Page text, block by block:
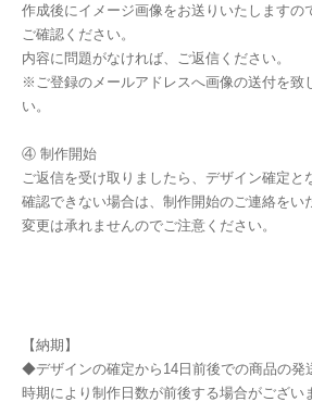
作成後にイメージ画像をお送りいたしますの
ご確認ください。
内容に問題がなければ、ご返信ください。
※ご登録のメールアドレスへ画像の送付を致
い。
④ 制作開始
ご返信を受け取りましたら、デザイン確定と
確認できない場合は、制作開始のご連絡をい
変更は承れませんのでご注意ください。
【納期】
◆デザインの確定から14日前後での商品の発
時期により制作日数が前後する場合がござい